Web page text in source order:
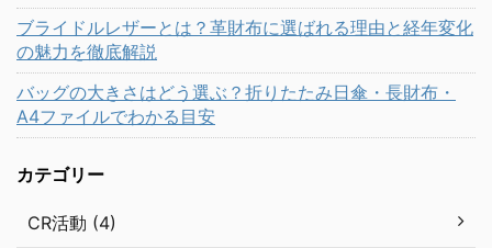
ブライドルレザーとは？革財布に選ばれる理由と経年変化
の魅力を徹底解説
バッグの大きさはどう選ぶ？折りたたみ日傘・長財布・
A4ファイルでわかる目安
カテゴリー
CR活動 (4)